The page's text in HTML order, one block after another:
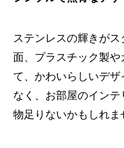
ステンレスの輝きが
面、プラスチック製
て、かわいらしいデ
なく、お部屋のイン
物足りないかもしれま